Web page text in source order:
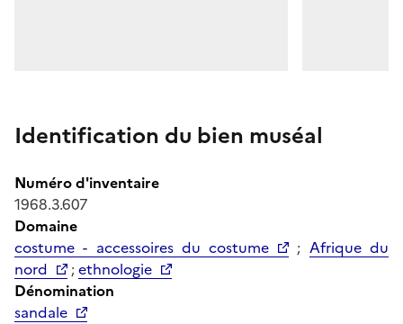
Identification du bien muséal
Numéro d'inventaire
1968.3.607
Domaine
costume - accessoires du costume
; Afrique du
nord
;ethnologie
Dénomination
sandale